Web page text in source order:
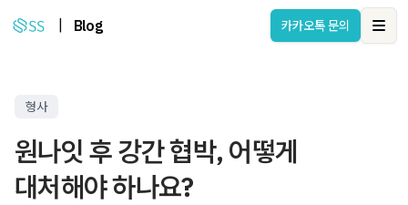
Blog 카카오톡 문의
형사
원나잇 후 강간 협박, 어떻게
대처해야 하나요?